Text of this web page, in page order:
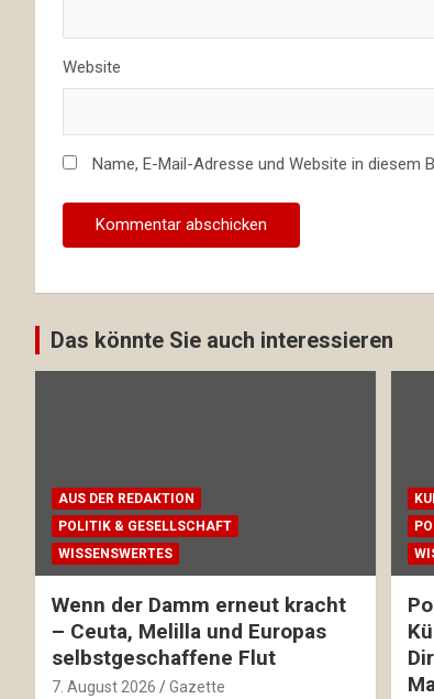
Website
Name, E-Mail-Adresse und Website in
Das könnte Sie auch interessieren
AUS DER REDAKTION
POLITIK & GESELLSCHAFT
WISSENSWERTES
Wenn der Damm erneut kracht
– Ceuta, Melilla und Europas
selbstgeschaffene Flut
7. August 2026 Gazette